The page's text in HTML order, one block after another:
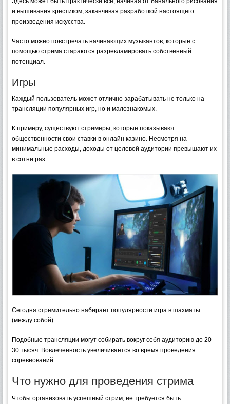
и вышивания крестиком, заканчивая разработкой настоящего
произведения искусства.
Часто можно повстречать начинающих музыкантов, которые с
помощью стрима стараются разрекламировать собственный
потенциал.
Игры
Каждый пользователь может отлично зарабатывать не только на
трансляции популярных игр, но и малознакомых.
К примеру, существуют стримеры, которые показывают
общественности свои ставки в онлайн казино. Несмотря на
минимальные расходы, доходы от целевой аудитории превышают их
в сотни раз.
Сегодня стремительно набирает популярности игра в шахматы
(между собой).
Подобные трансляции могут собирать вокруг себя аудиторию до 20-
30 тысяч. Вовлеченность увеличивается во время проведения
соревнований.
Что нужно для проведения стрима
Чтобы организовать успешный стрим, не требуется быть